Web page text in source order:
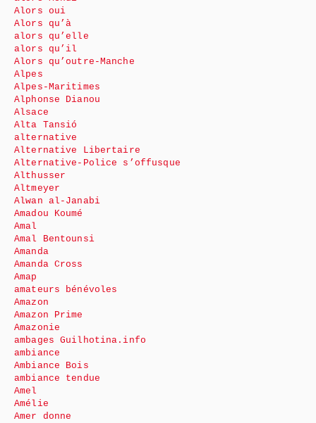
Alors oui
Alors qu’à
alors qu’elle
alors qu’il
Alors qu’outre-Manche
Alpes
Alpes-Maritimes
Alphonse Dianou
Alsace
Alta Tansió
alternative
Alternative Libertaire
Alternative-Police s’offusque
Althusser
Altmeyer
Alwan al-Janabi
Amadou Koumé
Amal
Amal Bentounsi
Amanda
Amanda Cross
Amap
amateurs bénévoles
Amazon
Amazon Prime
Amazonie
ambages Guilhotina.info
ambiance
Ambiance Bois
ambiance tendue
Amel
Amélie
Amer donne